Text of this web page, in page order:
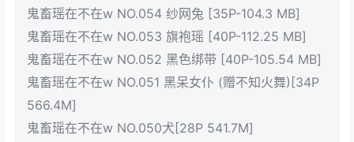
鬼畜瑶在不在w NO.054 纱网兔 [35P-104.3 MB]
鬼畜瑶在不在w NO.053 旗袍瑶 [40P-112.25 MB]
鬼畜瑶在不在w NO.052 黑色绑带 [40P-105.54 MB]
鬼畜瑶在不在w NO.051 黑呆女仆 (赠不知火舞)[34P
566.4M]
鬼畜瑶在不在w NO.050犬[28P 541.7M]